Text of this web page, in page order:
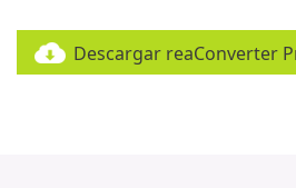
Descargar reaConverter